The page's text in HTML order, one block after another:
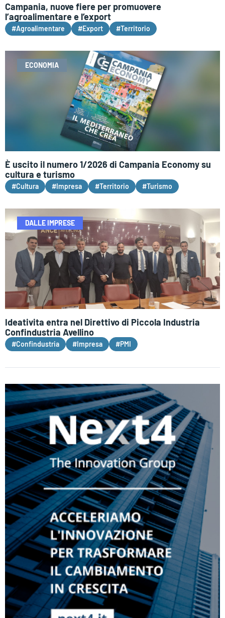
Campania, nuove fiere per promuovere
l’agroalimentare e l’export
#Agroalimentare #Export #Territorio
ECONOMIA
È uscito il numero 1/2026 di Campania Economy su
cultura e turismo
#Cultura #Impresa #Territorio #Turismo
DALLE IMPRESE
Ideativita entra nel Direttivo di Piccola Industria
Confindustria Avellino
#Confindustria #Impresa #PMI